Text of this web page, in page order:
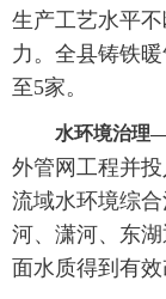
生产工艺水平
力。全县铸铁
至5家。
水环境治理
外管网工程并
流域水环境综
河、潇河、东
面水质得到有效